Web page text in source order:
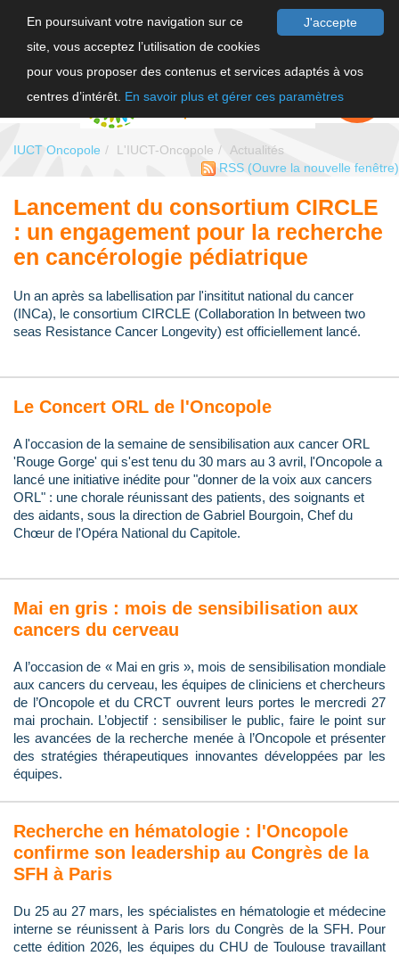
J'accepte
En poursuivant votre navigation sur ce
site, vous acceptez l’utilisation de cookies
pour vous proposer des contenus et services adaptés à vos
centres d’intérêt. En savoir plus et gérer ces paramètres
FAIRE UN
DON
IUCT Oncopole L'IUCT-Oncopole
Actualités
RSS (Ouvre la nouvelle fenêtre)
Lancement du consortium CIRCLE
: un engagement pour la recherche
en cancérologie pédiatrique
Un an après sa labellisation par l'insititut national du cancer
(INCa), le consortium CIRCLE (Collaboration In between two
seas Resistance Cancer Longevity) est officiellement lancé.
Le Concert ORL de l'Oncopole
A l'occasion de la semaine de sensibilisation aux cancer ORL
'Rouge Gorge' qui s'est tenu du 30 mars au 3 avril, l'Oncopole a
lancé une initiative inédite pour "donner de la voix aux cancers
ORL" : une chorale réunissant des patients, des soignants et
des aidants, sous la direction de Gabriel Bourgoin, Chef du
Chœur de l'Opéra National du Capitole.
Mai en gris : mois de sensibilisation aux
cancers du cerveau
A l’occasion de « Mai en gris », mois de sensibilisation mondiale
aux cancers du cerveau, les équipes de cliniciens et chercheurs
de l’Oncopole et du CRCT ouvrent leurs portes le mercredi 27
mai prochain. L’objectif : sensibiliser le public, faire le point sur
les avancées de la recherche menée à l’Oncopole et présenter
des stratégies thérapeutiques innovantes développées par les
équipes.
Recherche en hématologie : l'Oncopole
confirme son leadership au Congrès de la
SFH à Paris
Du 25 au 27 mars, les spécialistes en hématologie et médecine
interne se réunissent à Paris lors du Congrès de la SFH. Pour
cette édition 2026, les équipes du CHU de Toulouse travaillant